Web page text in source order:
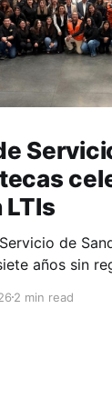
LTIs
de
años sin
de una
2 min read